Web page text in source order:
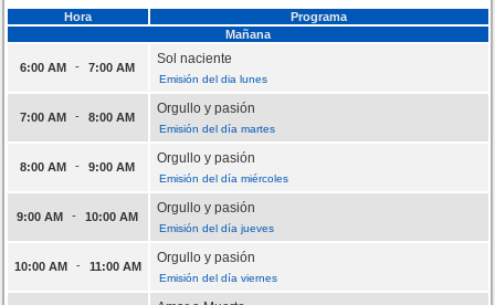
Hora
Programa
Mañana
6:00 AM - 7:00 AM
Sol naciente
Emisión del dia lunes
7:00 AM - 8:00 AM
Orgullo y pasión
Emisión del día martes
8:00 AM - 9:00 AM
Orgullo y pasión
Emisión del día miércoles
9:00 AM - 10:00 AM
Orgullo y pasión
Emisión del día jueves
10:00 AM - 11:00 AM
Orgullo y pasión
Emisión del día viernes